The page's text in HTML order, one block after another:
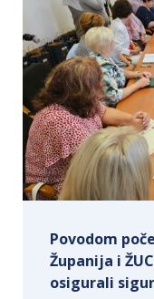
Povodom
Županija i
osigurali